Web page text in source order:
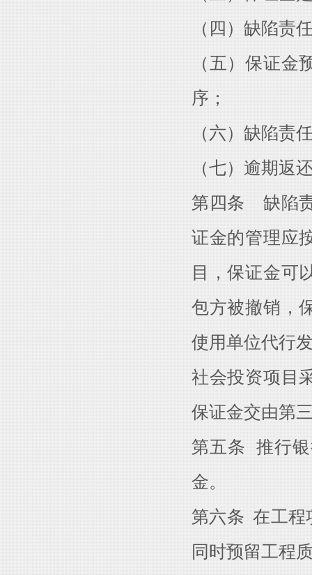
（四）缺陷责
（五）保证
序；
（六）缺陷责
（七）逾期返
第四条 缺陷
证金的管理应
目，保证金可
包方被撤销，
使用单位代行
社会投资项目
保证金交由第
第五条 推行
金。
第六条 在工程
同时预留工程